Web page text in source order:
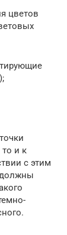
цветов
и к
с этим